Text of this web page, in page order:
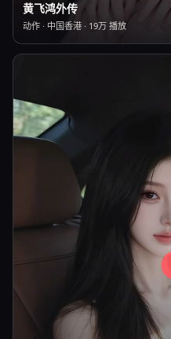
黄飞鸿外传
动作 · 中国香港 · 19万 播放